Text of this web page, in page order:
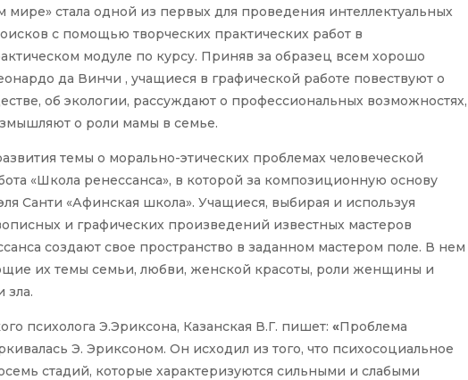
стала одной из первых для проведения интеллектуальных
с помощью творческих практических работ в
модуле по курсу. Приняв за образец всем хорошо
да Винчи , учащиеся в графической работе повествуют о
об экологии, рассуждают о профессиональных возможностях,
о роли мамы в семье.
темы о морально-этических проблемах человеческой
«Школа ренессанса», в которой за композиционную основу
Санти «Афинская школа». Учащиеся, выбирая и используя
и графических произведений известных мастеров
создают свое пространство в заданном мастером поле. В нем
их темы семьи, любви, женской красоты, роли женщины и
психолога Э.Эриксона, Казанская В.Г. пишет: «Проблема
Э. Эриксоном. Он исходил из того, что психосоциальное
стадий, которые характеризуются сильными и слабыми